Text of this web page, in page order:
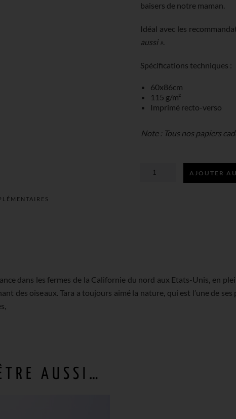
baisers de notre maman.
Idéal avec les
aussi ».
Spécifications techniques :
60x86cm
115 g/m²
Imprimé recto-verso
Note : Tous nos papiers
QUANTITÉ AJOUTER
dans les fermes de la Californie du nord aux Etats-Unis, en
des oiseaux. Tara a toujours aimé la nature, qui est l’une de
AUSSI…